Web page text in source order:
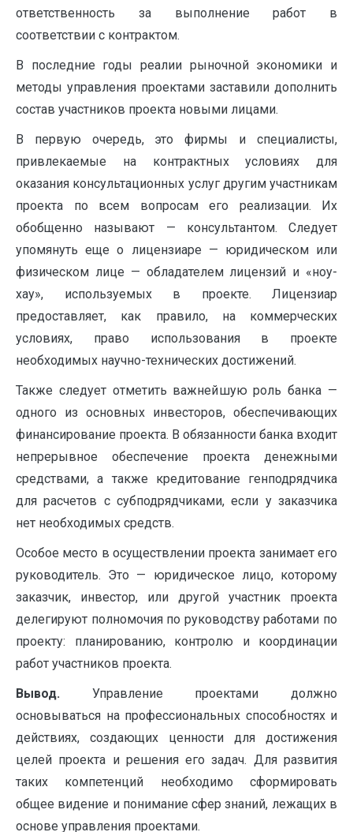
ответственность за выполнение работ в
соответствии с контрактом.
В последние годы реалии рыночной экономики и
методы управления проектами заставили дополнить
состав участников проекта новыми лицами.
В первую очередь, это фирмы и специалисты,
привлекаемые на контрактных условиях для
оказания консультационных услуг другим участникам
проекта по всем вопросам его реализации. Их
обобщенно называют — консультантом. Следует
упомянуть еще о лицензиаре — юридическом или
физическом лице — обладателем лицензий и «ноу-
хау», используемых в проекте. Лицензиар
предоставляет, как правило, на коммерческих
условиях, право использования в проекте
необходимых научно-технических достижений.
Также следует отметить важнейшую роль банка —
одного из основных инвесторов, обеспечивающих
финансирование проекта. В обязанности банка входит
непрерывное обеспечение проекта денежными
средствами, а также кредитование генподрядчика
для расчетов с субподрядчиками, если у заказчика
нет необходимых средств.
Особое место в осуществлении проекта занимает его
руководитель. Это — юридическое лицо, которому
заказчик, инвестор, или другой участник проекта
делегируют полномочия по руководству работами по
проекту: планированию, контролю и координации
работ участников проекта.
Вывод. Управление проектами должно
основываться на профессиональных способностях и
действиях, создающих ценности для достижения
целей проекта и решения его задач. Для развития
таких компетенций необходимо сформировать
общее видение и понимание сфер знаний, лежащих в
основе управления проектами.